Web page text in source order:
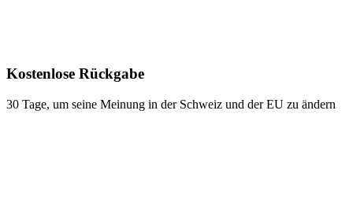
Kostenlose Rückgabe
30 Tage, um seine Meinung in der Schweiz und der EU zu ändern